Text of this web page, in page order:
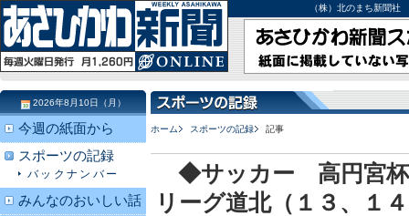
（株）北のまち新聞
ホーム スポーツの記録 記事
◆サッカー 高円宮杯
リーグ道北（１３、１
2026年8月10日（月）
今週の紙面から
スポーツの記録
バックナンバー
みんなのおいしい話